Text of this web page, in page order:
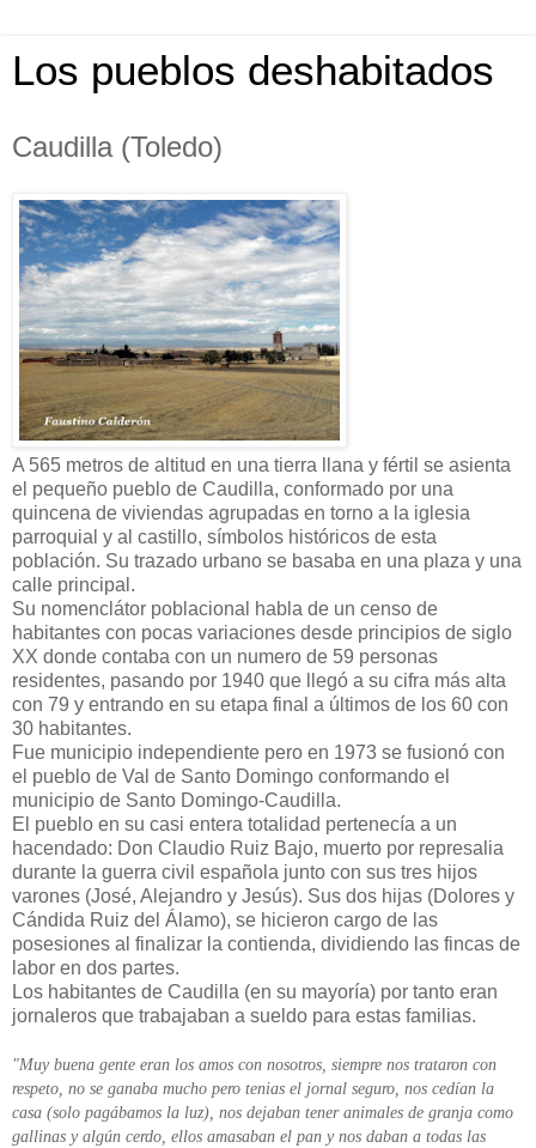
Los pueblos deshabitados
Caudilla (Toledo)
A 565 metros de altitud en una tierra llana y fértil se asienta
el pequeño pueblo de Caudilla, conformado por una
quincena de viviendas agrupadas en torno a la iglesia
parroquial y al castillo, símbolos históricos de esta
población. Su trazado urbano se basaba en una plaza y una
calle principal.
Su nomenclátor poblacional habla de un censo de
habitantes con pocas variaciones desde principios de siglo
XX donde contaba con un numero de 59 personas
residentes, pasando por 1940 que llegó a su cifra más alta
con 79 y entrando en su etapa final a últimos de los 60 con
30 habitantes.
Fue municipio independiente pero en 1973 se fusionó con
el pueblo de Val de Santo Domingo conformando el
municipio de Santo Domingo-Caudilla.
El pueblo en su casi entera totalidad pertenecía a un
hacendado: Don Claudio Ruiz Bajo, muerto por represalia
durante la guerra civil española junto con sus tres hijos
varones (José, Alejandro y Jesús). Sus dos hijas (Dolores y
Cándida Ruiz del Álamo), se hicieron cargo de las
posesiones al finalizar la contienda, dividiendo las fincas de
labor en dos partes.
Los habitantes de Caudilla (en su mayoría) por tanto eran
jornaleros que trabajaban a sueldo para estas familias.
"Muy buena gente eran los amos con nosotros, siempre nos trataron con
respeto, no se ganaba mucho pero tenias el jornal seguro, nos cedían la
casa (solo pagábamos la luz), nos dejaban tener animales de granja como
gallinas y algún cerdo, ellos amasaban el pan y nos daban a todas las